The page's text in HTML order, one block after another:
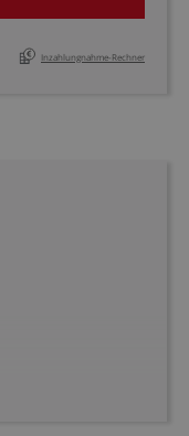
Inzahlungnahme-Rechner